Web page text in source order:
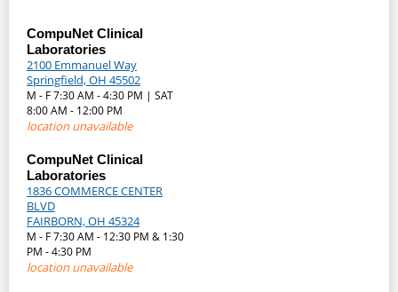
CompuNet Clinical
Laboratories
2100 Emmanuel Way
Springfield, OH 45502
M - F 7:30 AM - 4:30 PM | SAT
8:00 AM - 12:00 PM
location unavailable
CompuNet Clinical
Laboratories
1836 COMMERCE CENTER
BLVD
FAIRBORN, OH 45324
M - F 7:30 AM - 12:30 PM & 1:30
PM - 4:30 PM
location unavailable